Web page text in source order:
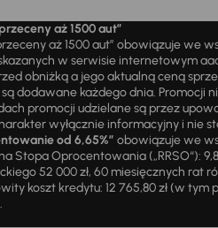
aż 1500 aut”
aż 1500 aut” obowiązuje we
w serwisie internetowym
obniżką a jego aktualną ceną
dodawane każdego dnia. Promocji
promocji udzielane są przez
wyłącznie informacyjny i nie
od 6,65%” obowiązuje we
Stopa Oprocentowania („RRSO“):
52 000 zł, 60 miesięcznych rat
koszt kredytu: 12 765,80 zł (w